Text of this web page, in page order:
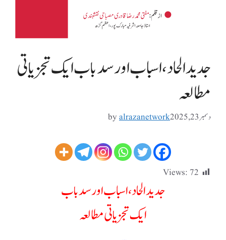
جدید الحاد ، اسباب اور سد باب ایک تجزیاتی
مطالعہ
دسمبر 23, 2025 byalrazanetwork
Views: 72
جدید الحاد، اسباب اور سد باب
ایک تجزیاتی مطالعہ